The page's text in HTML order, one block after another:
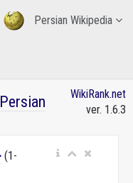
Persian Wikipedia
Persian
WikiRank.net
ver. 1.6.3
(1-